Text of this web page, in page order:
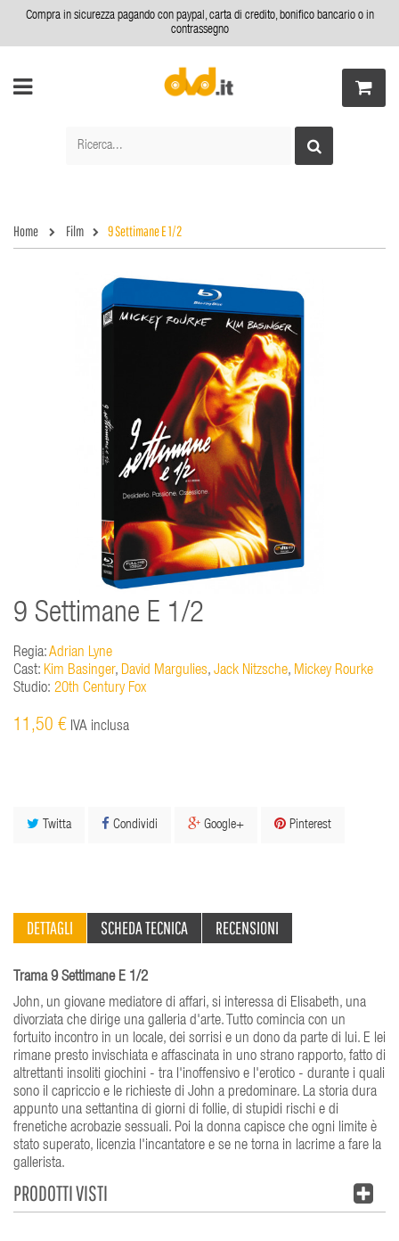
Compra in sicurezza pagando con paypal, carta di credito, bonifico bancario o in
contrassegno
Home Film 9 Settimane E 1/2
9 Settimane E 1/2
Regia:Adrian Lyne
Cast: Kim Basinger, David Margulies, Jack Nitzsche, Mickey Rourke
Studio: 20th Century Fox
11,50 € IVA inclusa
Twitta Condividi Google+ Pinterest
DETTAGLI SCHEDA TECNICA RECENSIONI
Trama 9 Settimane E 1/2
John, un giovane mediatore di affari, si interessa di Elisabeth, una
divorziata che dirige una galleria d'arte. Tutto comincia con un
fortuito incontro in un locale, dei sorrisi e un dono da parte di lui. E lei
rimane presto invischiata e affascinata in uno strano rapporto, fatto di
altrettanti insoliti giochini - tra l'inoffensivo e l'erotico - durante i quali
sono il capriccio e le richieste di John a predominare. La storia dura
appunto una settantina di giorni di follie, di stupidi rischi e di
frenetiche acrobazie sessuali. Poi la donna capisce che ogni limite è
stato superato, licenzia l'incantatore e se ne torna in lacrime a fare la
gallerista.
PRODOTTI VISTI